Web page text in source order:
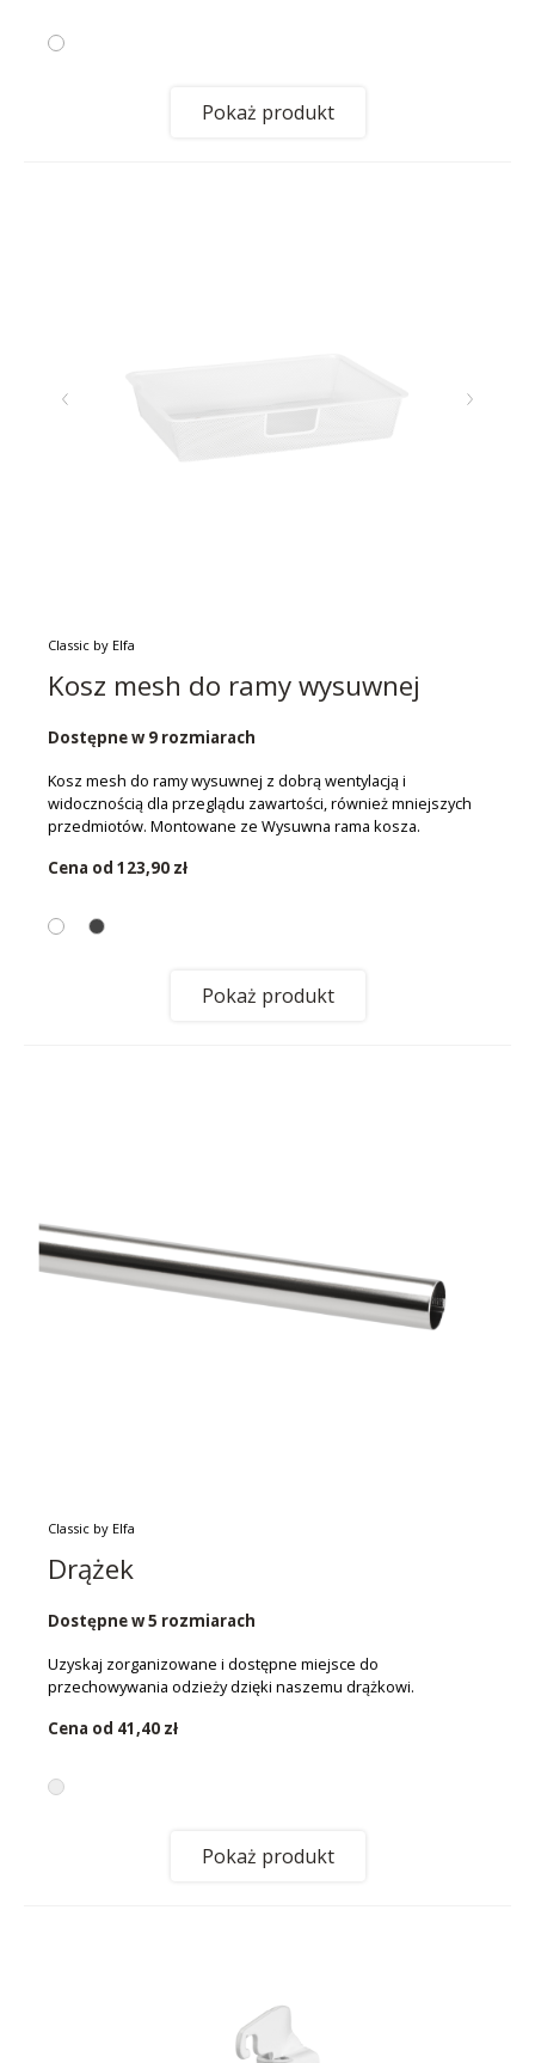
Pokaż produkt
Classic by Elfa
Kosz mesh do ramy wysuwnej
Dostępne w 9 rozmiarach
Kosz mesh do ramy wysuwnej z dobrą wentylacją i
widocznością dla przeglądu zawartości, również mniejszych
przedmiotów. Montowane ze Wysuwna rama kosza.
Cena od 123,90 zł
Pokaż produkt
Classic by Elfa
Drążek
Dostępne w 5 rozmiarach
Uzyskaj zorganizowane i dostępne miejsce do
przechowywania odzieży dzięki naszemu drążkowi.
Cena od 41,40 zł
Pokaż produkt